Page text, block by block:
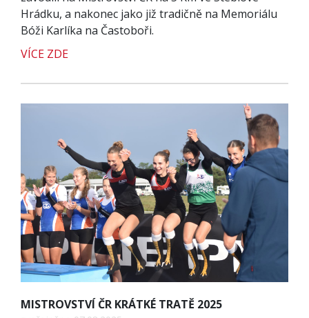
Hrádku, a nakonec jako již tradičně na Memoriálu
Bóži Karlíka na Častoboři.
VÍCE ZDE
MISTROVSTVÍ ČR KRÁTKÉ TRATĚ 2025